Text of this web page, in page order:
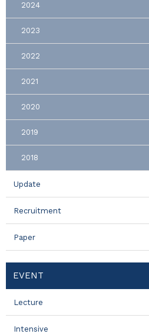
2024
2023
2022
2021
2020
2019
2018
Update
Recruitment
Paper
EVENT
Lecture
Intensive